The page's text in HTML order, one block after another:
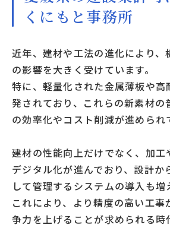
くにもと事務所
近年、建材や工法の進化により、
の影響を大きく受けています。
特に、軽量化された金属薄板や高
発されており、これらの新素材の
の効率化やコスト削減が進められ
建材の性能向上だけでなく、加工
デジタル化が進んでおり、設計か
して管理するシステムの導入も増
これにより、より精度の高い工事
争力を上げることが求められる時